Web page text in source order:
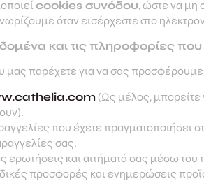
cookies συνόδου, ώστε να μη
όταν εισέρχεστε στο
και τις πληροφορίες
παρέχετε για να σας
(Ως μέλος, μπορείτε
που έχετε πραγματοποιήσει
σας.
ερωτήσεις και αιτήματά σας μέσω
προσφορές και ενημερώσεις